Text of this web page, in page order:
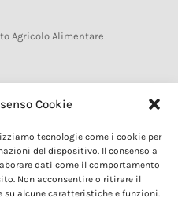
Cookie
tecnologie come i cookie per
del dispositivo. Il consenso a
dati come il comportamento
Non acconsentire o ritirare il
alcune caratteristiche e funzioni.
Agricolo Alimentare